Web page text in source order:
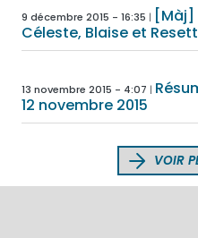
9 décembre 2015 - 16:35
[Màj]
Céleste, Blaise et
13 novembre 2015 - 4:07
12 novembre 2015
VOIR